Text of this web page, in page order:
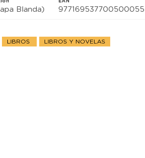
Blanda) 977169537700500055
LIBROS LIBROS Y NOVELAS